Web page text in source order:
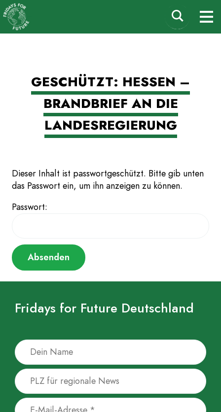
springen
Fridays for Future
Deutschland
Suchen
nach:
GESCHÜTZT: HESSEN –
BRANDBRIEF AN DIE
LANDESREGIERUNG
Dieser Inhalt ist passwortgeschützt. Bitte gib unten
das Passwort ein, um ihn anzeigen zu können.
Passwort:
Fridays for Future Deutschland